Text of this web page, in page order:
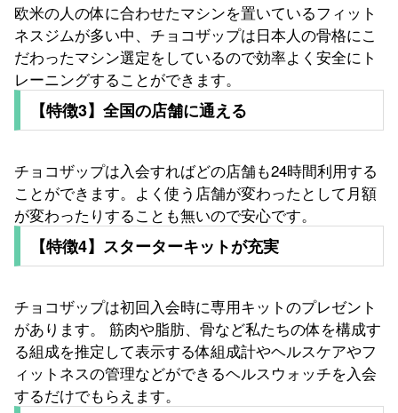
欧米の人の体に合わせたマシンを置いているフィット
ネスジムが多い中、チョコザップは日本人の骨格にこ
だわったマシン選定をしているので効率よく安全にト
レーニングすることができます。
【特徴3】全国の店舗に通える
チョコザップは入会すればどの店舗も24時間利用する
ことができます。よく使う店舗が変わったとして月額
が変わったりすることも無いので安心です。
【特徴4】スターターキットが充実
チョコザップは初回入会時に専用キットのプレゼント
があります。 筋肉や脂肪、骨など私たちの体を構成す
る組成を推定して表示する体組成計やヘルスケアやフ
ィットネスの管理などができるヘルスウォッチを入会
するだけでもらえます。